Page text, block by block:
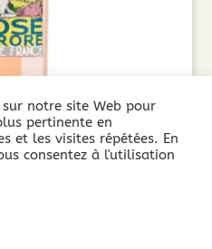
Magnum (1.5L ) 2024
notre site Web pour
pertinente en
et les visites répétées. En
consentez à l'utilisation